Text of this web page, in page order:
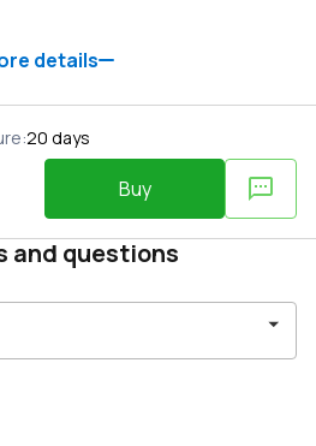
details
:20 days
Buy
and questions